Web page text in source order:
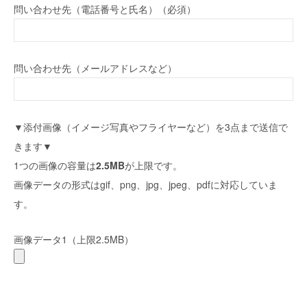
問い合わせ先（電話番号と氏名）（必須）
問い合わせ先（メールアドレスなど）
▼添付画像（イメージ写真やフライヤーなど）を3点まで送信で
きます▼
1つの画像の容量は2.5MBが上限です。
画像データの形式はgif、png、jpg、jpeg、pdfに対応していま
す。
画像データ1（上限2.5MB）